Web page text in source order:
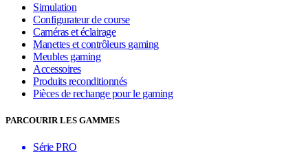
Simulation
Configurateur de course
Caméras et éclairage
Manettes et contrôleurs gaming
Meubles gaming
Accessoires
Produits reconditionnés
Pièces de rechange pour le gaming
PARCOURIR LES GAMMES
Série PRO